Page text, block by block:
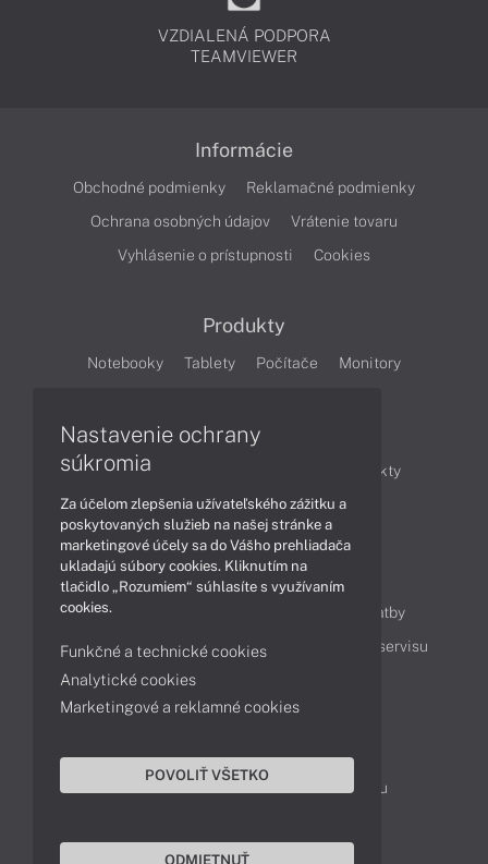
VZDIALENÁ PODPORA
TEAMVIEWER
Informácie
Obchodné podmienky
Reklamačné podmienky
Ochrana osobných údajov
Vrátenie tovaru
Vyhlásenie o prístupnosti
Cookies
Produkty
Notebooky Tablety Počítače Monitory
Články
Obchodné informácie
Produkty
Technológie
Videá
Obsah
Ako nakupovať
Možnosti doručenia a platby
Podpora a servis
Servisné služby Cenník servisu
Kontakty
043 4224 771
Obchodné oddelenie
Reklamácia tovaru
Nastavenie ochrany
súkromia
Za účelom zlepšenia užívateľského zážitku a
poskytovaných služieb na našej stránke a
marketingové účely sa do Vášho prehliadača
ukladajú súbory cookies. Kliknutím na
tlačidlo „Rozumiem“ súhlasíte s využívaním
cookies.
Funkčné a technické cookies
Analytické cookies
Marketingové a reklamné cookies
POVOLIŤ VŠETKO
ODMIETNUŤ